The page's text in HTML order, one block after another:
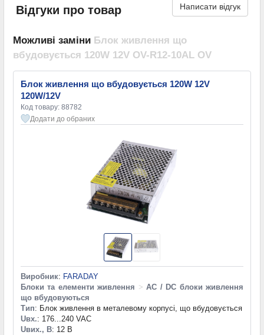
Відгуки про товар Написати відгук
Можливі заміни Блок живлення що
вбудовується 120W 12V OV-R12-10AL OV
Блок живлення що вбудовується 120W 12V
120W/12V
Код товару: 88782
Додати до обраних
Виробник: FARADAY
Блоки та елементи живлення > AC / DC блоки живлення
що вбудовуються
Тип: Блок живлення в металевому корпусі, що вбудовується
Uвх.: 176...240 VAC
Uвих., В: 12 В